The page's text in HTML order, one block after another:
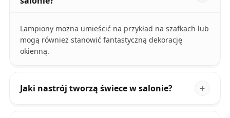
Lampiony można umieścić na przykład na szafkach lub
mogą również stanowić fantastyczną dekorację
okienną.
Jaki nastrój tworzą świece w salonie?